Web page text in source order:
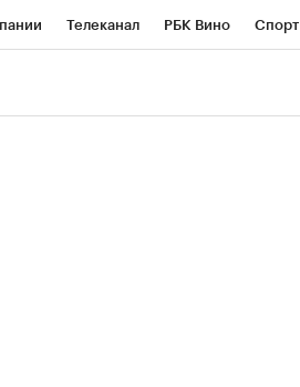
Телеканал РБК Вино Спорт